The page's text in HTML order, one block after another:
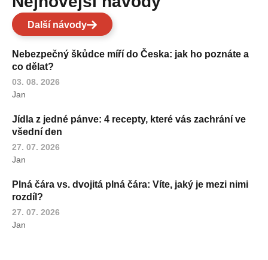
Další návody
Nebezpečný škůdce míří do Česka: jak ho poznáte a
co dělat?
03. 08. 2026
Jan
Jídla z jedné pánve: 4 recepty, které vás zachrání ve
všední den
27. 07. 2026
Jan
Plná čára vs. dvojitá plná čára: Víte, jaký je mezi nimi
rozdíl?
27. 07. 2026
Jan